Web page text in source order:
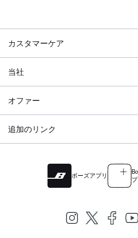
カスタマーケア
当社
オファー
追加のリンク
ボーズアプリ